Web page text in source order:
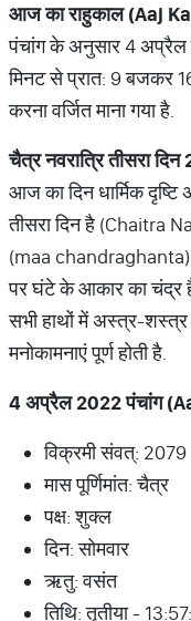
आजकाराहुकाल(Aaj
पंचांग के अनुसार 4 अप्रैल
मिनट से प्रात: 9 बजकर
करना वर्जित माना गया है.
चैत्रनवरात्रितीसरादिन
आज का दिन धार्मिक
तीसरा दिन है (Chaitra
(maa chandraghanta)
पर घंटे के आकार का चंद्र
सभी हाथों में अस्त्र-
मनोकामनाएं पूर्ण होती है.
4अप्रैल2022पंचांग
विक्रमी संवत्: 2079
मास पूर्णिमांत: चैत्र
पक्ष: शुक्ल
दिन: सोमवार
ऋतु: वसंत
तिथि: तृतीया -